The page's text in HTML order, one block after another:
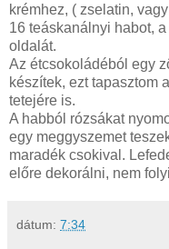
krémhez, ( zselatin,
16 teáskanálnyi habot,
oldalát.
Az étcsokoládéból egy
készítek, ezt tapasztom
tetejére is.
A habból rózsákat
egy meggyszemet
maradék csokival.
előre dekorálni, nem
dátum: 7:34